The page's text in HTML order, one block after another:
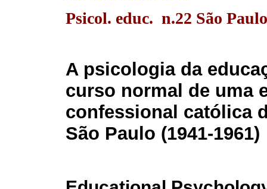
Psicol. educ. n.22 São
A psicologia da
curso normal de uma
confessional católica
São Paulo (1941-1961)